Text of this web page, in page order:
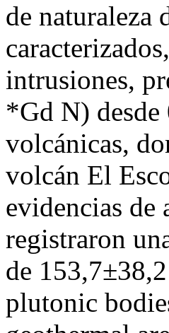
de naturaleza
intrusiones,
*Gd N) desde
volcánicas,
volcán El
evidencias de
registraron
de
plutonic